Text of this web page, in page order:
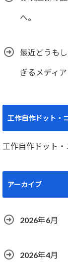
へ。
最近どうも
ぎるメディ
工作自作ドット・
工作自作ドット・
アーカイブ
2026年6月
2026年4月